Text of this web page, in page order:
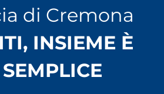
di Cremona
INSIEME È